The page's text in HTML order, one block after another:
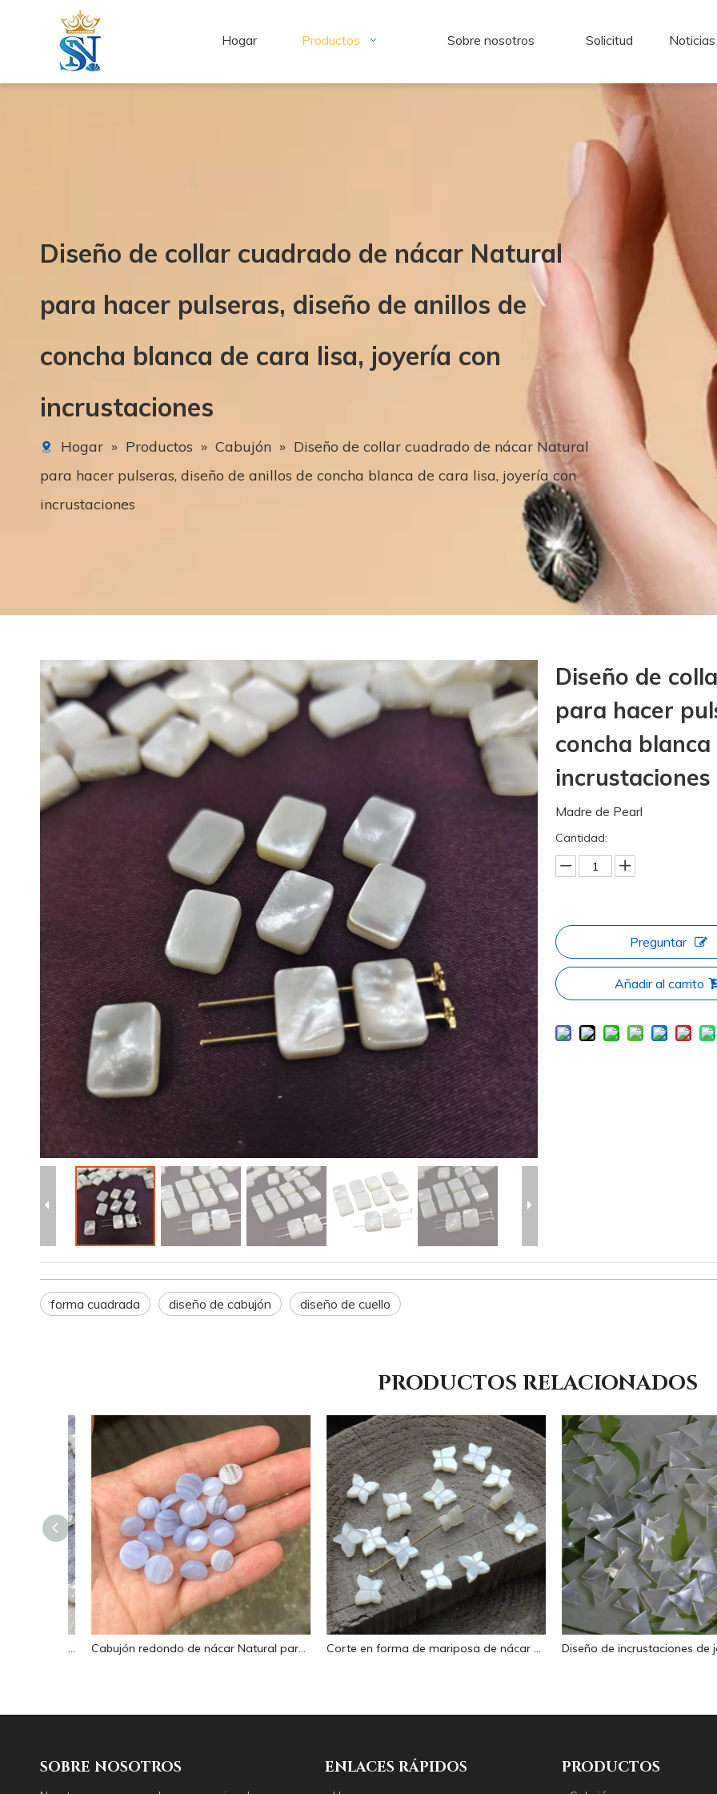
Hogar Productos Sobre nosotros Solicitud Noticias
Diseño de collar cuadrado de nácar Natural
para hacer pulseras, diseño de anillos de
concha blanca de cara lisa, joyería con
incrustaciones
Hogar » Productos » Cabujón » Diseño de collar cuadrado de nácar Natural
para hacer pulseras, diseño de anillos de concha blanca de cara lisa, joyería con
incrustaciones
Diseño de
para hacer
concha
incrustaciones
Madre de Pearl
Cantidad:
Preguntar
Añadir al carrito
forma cuadrada diseño de cabujón diseño de cuello
PRODUCTOS RELACIONADOS
Cabujón redondo de nácar Natural para fabricación de anillos, diseño de joyería de piedra azul, diseño de collar, incrustaciones de granos pequeños de cristal Corte en forma de mariposa de nácar Natural para diseño de collar, fabricación de frijoles pequeños, diseño de pulsera de doble cara, tamaño pequeño
SOBRE NOSOTROS ENLACES RÁPIDOS PRODUCTOS